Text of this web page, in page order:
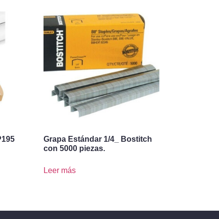
Grapa Estándar 1/4_ Bostitch
con 5000 piezas.
Leer más